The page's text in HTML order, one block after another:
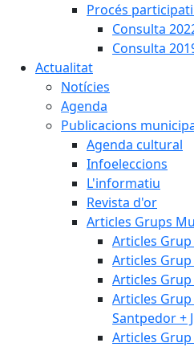
Procés
Consulta
Consulta
Actualitat
Notícies
Agenda
Publicacions
Agenda cultural
Infoeleccions
L'informatiu
Revista d'or
Articles Grups
Articles Grup
Articles Grup
Articles Grup
Articles
Santpedor +
Articles